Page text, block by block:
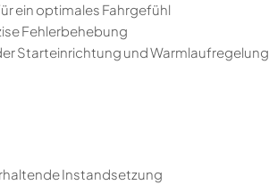
ein optimales Fahrgefühl
Fehlerbehebung
Starteinrichtung und Warmlaufregelung
Instandsetzung